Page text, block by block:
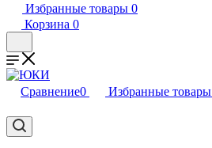
Избранные товары 0
Корзина 0
Сравнение0 Избранные товары